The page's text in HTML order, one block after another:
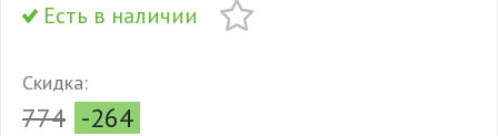
Есть в наличии
Скидка:
774 -264